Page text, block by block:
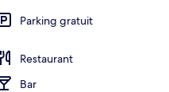
Parking gratuit
Restaurant
Bar